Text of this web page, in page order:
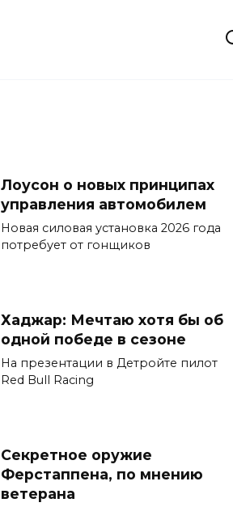
Лоусон о новых принципах
управления автомобилем
Новая силовая установка 2026 года
потребует от гонщиков
Хаджар: Мечтаю хотя бы об
одной победе в сезоне
На презентации в Детройте пилот
Red Bull Racing
Секретное оружие
Ферстаппена, по мнению
ветерана